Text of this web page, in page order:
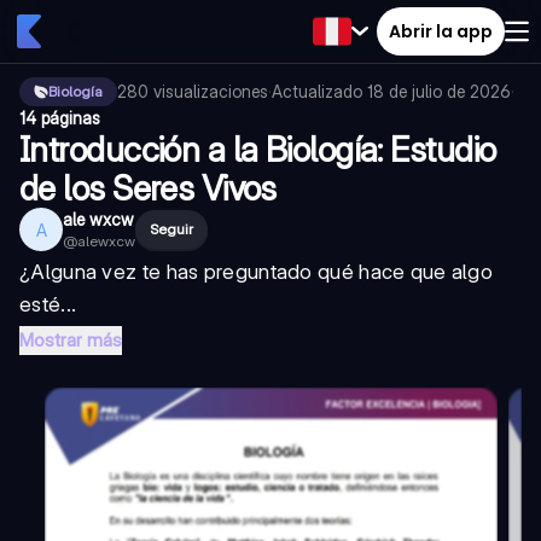
Abrir la app
Biología 280 visualizaciones·Actualizado 18 de julio de 2026·
14 páginas
Introducción a la Biología: Estudio
de los Seres Vivos
A ale wxcw
@alewxcw
Seguir
¿Alguna vez te has preguntado qué hace que algo
esté...
Mostrar más